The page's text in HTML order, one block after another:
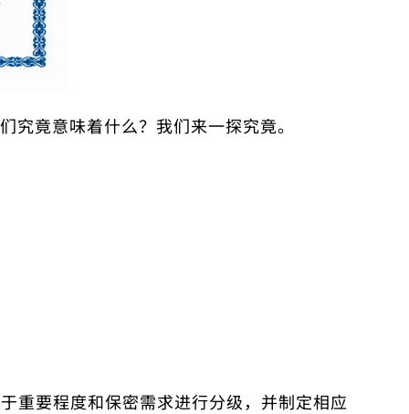
究竟意味着什么？ 我们来一探究竟。
重要程度和保密需求进行分级，并制定相应